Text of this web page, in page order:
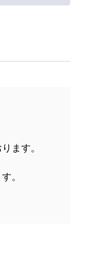
ます。
。